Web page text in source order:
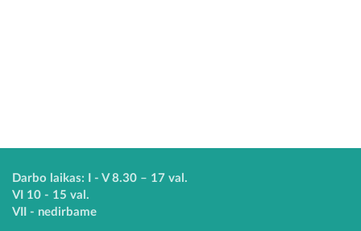
Darbo laikas: I - V 8.30 – 17 val.
VI 10 - 15 val.
VII - nedirbame